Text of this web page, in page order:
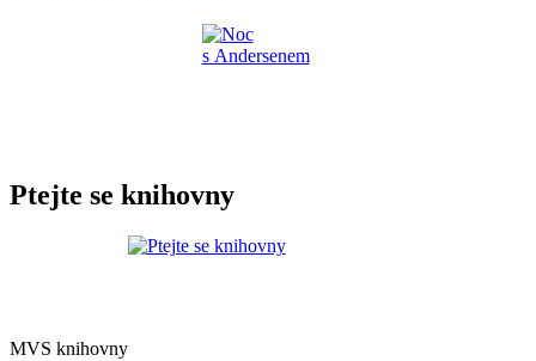
Ptejte se knihovny
MVS knihovny